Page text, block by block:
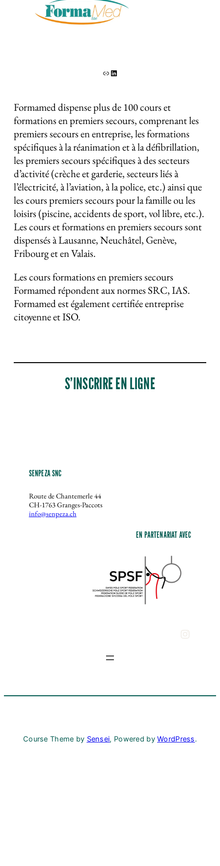
Lien LinkedIn
Formamed dispense plus de 100 cours et
formations en premiers secours, comprenant les
premiers secours en entreprise, les formations
spécifiques à la réanimation et à la défibrillation,
les premiers secours spécifiques à des secteurs
d’activité (crèche et garderie, secteurs liés à
l’électricité, à l’aviation, à la police, etc.) ainsi que
les cours premiers secours pour la famille ou les
loisirs (piscine, accidents de sport, vol libre, etc.).
Les cours et formations en premiers secours sont
dispensés à Lausanne, Neuchâtel, Genève,
Fribourg et en Valais.
Les cours formations en premiers secours
Formamed répondent aux normes SRC, IAS.
Formamed est également certifiée entreprise
citoyenne et ISO.
S’INSCRIRE EN LIGNE
SENPEZA SNC
Route de Chantemerle 44
CH-1763 Granges-Paccots
info@senpeza.ch
EN PARTENARIAT AVEC
Course Theme by Sensei, Powered byWordPress.